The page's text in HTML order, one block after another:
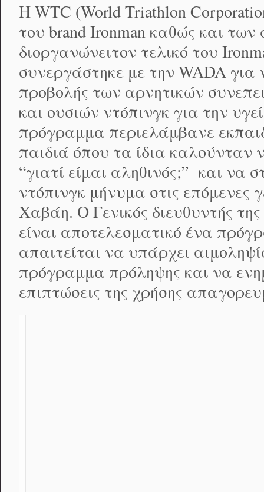
H WTC (World Triathlon
του brand Ironman καθώς και
διοργανώνειτον τελικό του
συνεργάστηκε με την WADA για
προβολής των αρνητικών
και ουσιών ντόπινγκ για την
πρόγραμμα περιελάμβανε
παιδιά όπου τα ίδια
“γιατί είμαι αληθινός;” και να
ντόπινγκ μήνυμα στις επόμενες
Χαβάη. Ο Γενικός διευθυντής
είναι αποτελεσματικό ένα
απαιτείται να υπάρχει
πρόγραμμα πρόληψης και να
επιπτώσεις της χρήσης